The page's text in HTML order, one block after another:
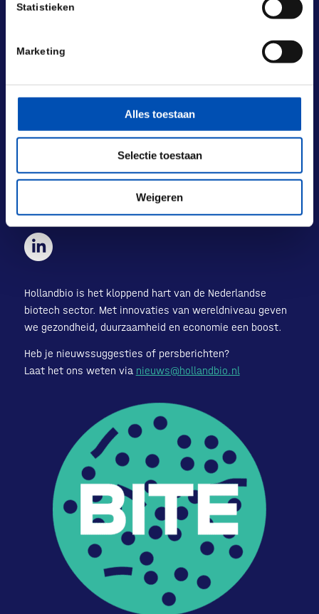
Statistieken
Marketing
Alles toestaan
Selectie toestaan
Weigeren
Laan van Nieuw Oost-Indië 131-133
POSTADRES
Laan van Nieuw Oost-Indië 133 M
Hollandbio is het kloppend hart van de Nederlandse
biotech sector. Met innovaties van wereldniveau geven
we gezondheid, duurzaamheid en economie een boost.
Heb je nieuwssuggesties of persberichten?
Laat het ons weten via nieuws@hollandbio.nl